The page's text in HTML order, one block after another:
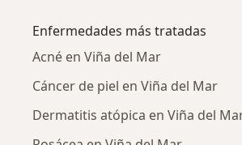
Enfermedades más tratadas
Acné en Viña del Mar
Cáncer de piel en Viña del Mar
Dermatitis atópica en Viña del